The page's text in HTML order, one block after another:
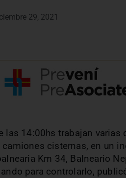
29, 2021
las 14:00hs trabajan
cisternas, en un
Km 34, Balneario
para controlarlo,